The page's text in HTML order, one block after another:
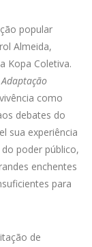
popular
Almeida,
Kopa Coletiva.
como
debates do
sua experiência
poder público,
enchentes
para
de